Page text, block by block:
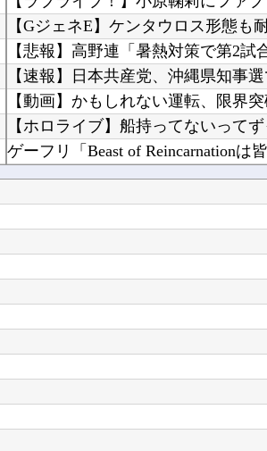
【GジェネE】ケンタウロス形態も
【悲報】高野連「暑熱対策で第2試
【動画】かもしれない運転、限界
8/6 本日の乃木活スケジュールです
なぜ評価が高いのか理解に苦しむ
【悲報】スマホがウイルス感染し